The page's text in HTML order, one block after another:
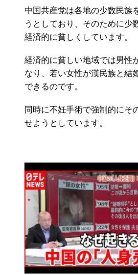
中国共産党は各地の少数民族
うとしており、そのために少
経済的に貧しくしています。
経済的に貧しい地域では男性
なり、若い女性が漢民族と結
できるのです。
同時に不妊手術で強制的にそ
せようとしています。